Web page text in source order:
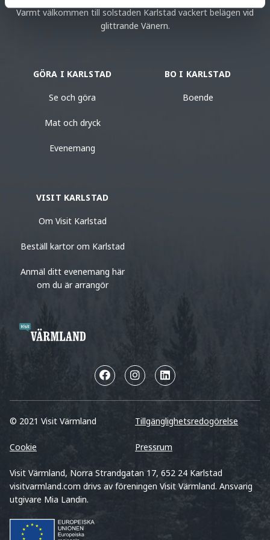
Varmt välkommen till solstaden Karlstad vackert belägen vid
glittrande Vänern.
GÖRA I KARLSTAD
Se och göra
Mat och dryck
Evenemang
BO I KARLSTAD
Boende
VISIT KARLSTAD
Om Visit Karlstad
Beställ kartor om Karlstad
Anmäl ditt evenemang här
om du är arrangör
© 2021 Visit Värmland Tillgänglighetsredogörelse
Cookie Pressrum
Visit Värmland, Norra Strandgatan 17, 652 24 Karlstad
visitvarmland.com drivs av föreningen Visit Värmland. Ansvarig
utgivare Mia Landin.